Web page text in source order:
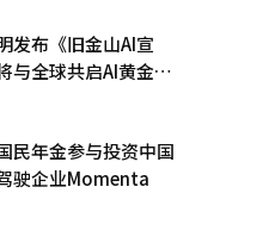
发布《旧金山AI宣
与全球共启AI黄金时
民年金参与投资中国
驶企业Momenta